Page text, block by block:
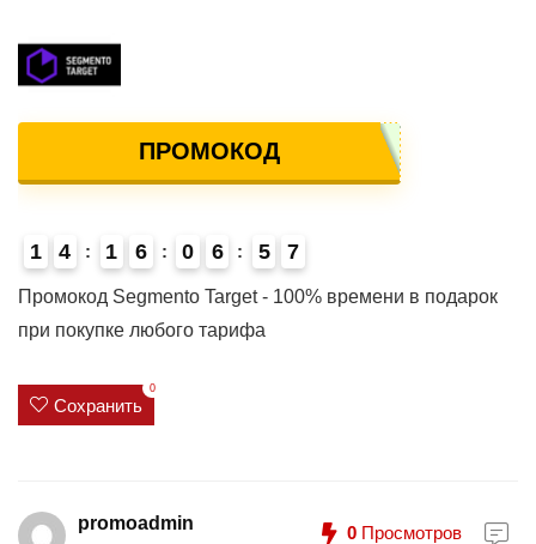
ПРОМОКОД
1
4
4 1 6 0 6 5 7
Промокод Segmento Target - 100% времени в подарок
при покупке любого тарифа
Сохранить
0
promoadmin 0 Просмотров